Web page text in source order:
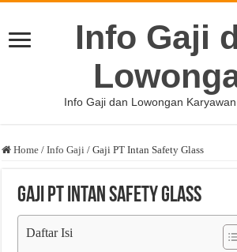
Info Gaji
Info Gaji dan Lowongan
Home / Info Gaji / Gaji PT Intan Safety Glass
Gaji PT Intan Safety Glass
Daftar Isi